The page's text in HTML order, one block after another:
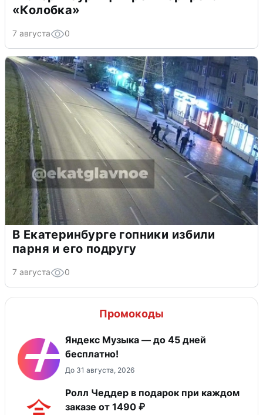
«Колобка»
7 августа 0
В Екатеринбурге гопники избили
парня и его подругу
7 августа 0
Промокоды
Яндекс Музыка — до 45 дней
бесплатно!
До 31 августа, 2026
Ролл Чеддер в подарок при каждом
заказе от 1490 ₽